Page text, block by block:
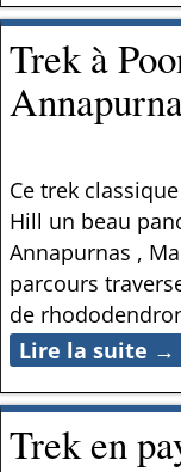
Trek à
Ce trek
Hill un beau
Annapurnas ,
parcours
de
Lire la suite →
Trek en